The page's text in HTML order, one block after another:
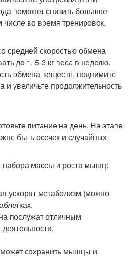
поможет снизить большое
числе во время тренировок.
средней скоростью обмена
до 1. 5-2 кг веса в неделю.
обмена веществ, поднимите
и увеличьте продолжительность
питание на день. На этапе
быть осечек и случайных
массы и роста мышц:
ускорят метаболизм (можно
послужат отличным
сохранить мышцы и